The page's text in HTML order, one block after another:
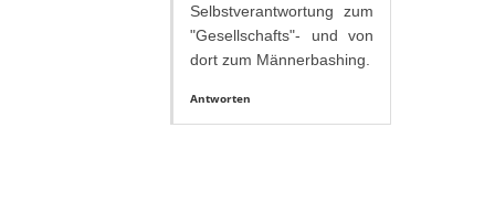
Selbstverantwortung zum
"Gesellschafts"- und von
dort zum Männerbashing.
Antworten